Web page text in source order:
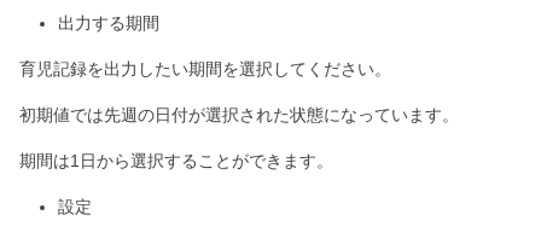
出力する期間
育児記録を出力したい期間を選択してください。
初期値では先週の日付が選択された状態になっています。
期間は1日から選択することができます。
設定